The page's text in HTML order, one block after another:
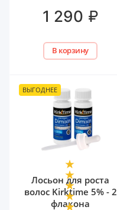
1 290 ₽
В корзину
ВЫГОДНЕЕ
Лосьон для роста
волос Kirktime 5% - 2
флакона